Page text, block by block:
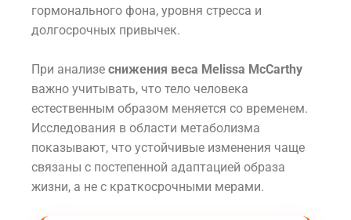
гормонального фона, уровня стресса и
долгосрочных привычек.
При анализе снижения веса Melissa McCarthy
важно учитывать, что тело человека
естественным образом меняется со временем.
Исследования в области метаболизма
показывают, что устойчивые изменения чаще
связаны с постепенной адаптацией образа
жизни, а не с краткосрочными мерами.